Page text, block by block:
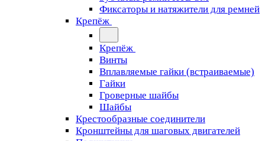
Фиксаторы и натяжители для ремней
Крепёж
Крепёж
Винты
Вплавляемые гайки (встраиваемые)
Гайки
Гроверные шайбы
Шайбы
Крестообразные соединители
Кронштейны для шаговых двигателей